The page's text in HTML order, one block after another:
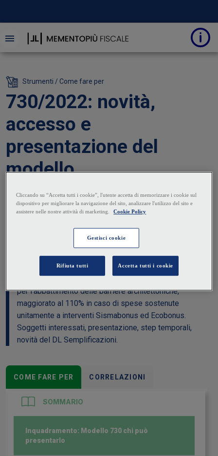
Strumenti / Come fare per
730/2022: novità,
accesso e
presentazione del
modello
30 Giugno 2022 | Giuseppe Moschella
Nel Mod. 730/2022 ordinario o precompilato, relativo al
periodo d'imposta 2021, trovano spazio gli
adeguamenti del trattamento integrativo e l'ulteriore
detrazione a favore di lavoratori dipendenti e assimilati,
nonché il “bonus musica”. Aumentano le detrazioni per
spese veterinarie e bonus mobili. Inserito il Superbonus
per l'abbattimento delle barriere architettoniche,
maggiorato al 110% in caso di spese sostenute
unitamente a interventi Sismabonus ed Ecobonus.
Soggetti interessati, presentazione, step temporali,
novità del DL Semplificazioni.
COME FARE PER CORRELAZIONI
SOMMARIO
Inquadramento: Modello 730 chi può
presentarlo